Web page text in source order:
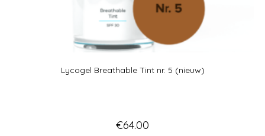
Lycogel Breathable Tint nr. 5 (nieuw)
€64.00